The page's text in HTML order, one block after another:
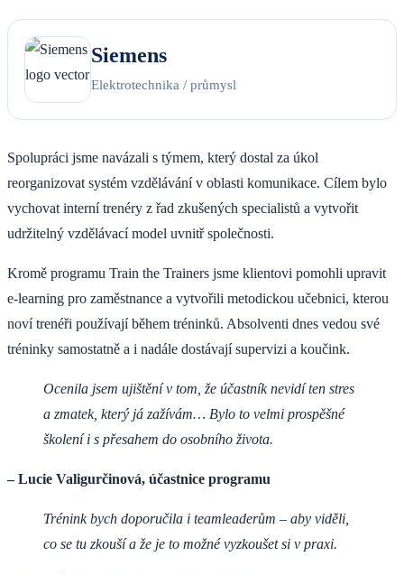
Siemens
Elektrotechnika / průmysl
Spolupráci jsme navázali s týmem, který dostal za úkol
reorganizovat systém vzdělávání v oblasti komunikace. Cílem bylo
vychovat interní trenéry z řad zkušených specialistů a vytvořit
udržitelný vzdělávací model uvnitř společnosti.
Kromě programu Train the Trainers jsme klientovi pomohli upravit
e-learning pro zaměstnance a vytvořili metodickou učebnici, kterou
noví trenéři používají během tréninků. Absolventi dnes vedou své
tréninky samostatně a i nadále dostávají supervizi a koučink.
Ocenila jsem ujištění v tom, že účastník nevidí ten stres
a zmatek, který já zažívám… Bylo to velmi prospěšné
školení i s přesahem do osobního života.
– Lucie Valigurčinová, účastnice programu
Trénink bych doporučila i teamleaderům – aby viděli,
co se tu zkouší a že je to možné vyzkoušet si v praxi.